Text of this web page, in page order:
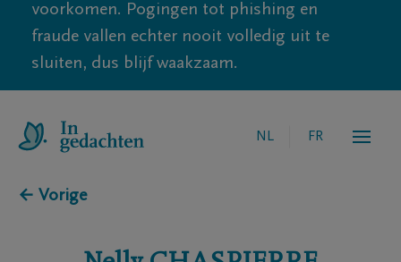
voorkomen. Pogingen tot phishing en
fraude vallen echter nooit volledig uit te
sluiten, dus blijf waakzaam.
NL FR
← Vorige